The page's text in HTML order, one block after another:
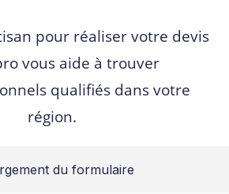
pour réaliser votre devis
vous aide à trouver
qualifiés dans votre
région.
du formulaire